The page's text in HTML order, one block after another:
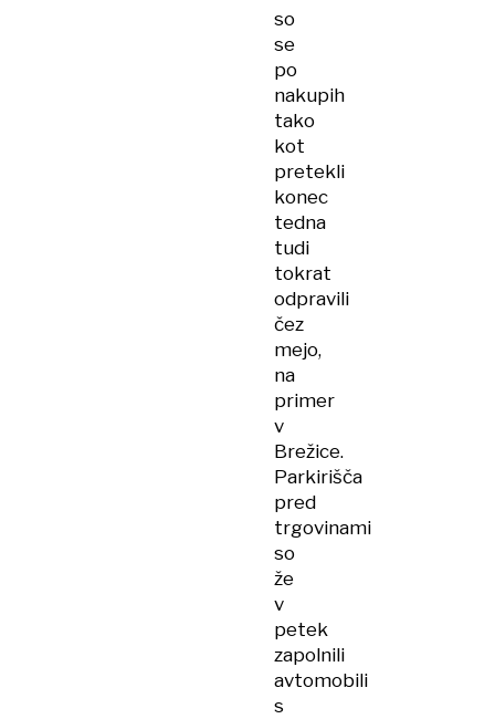
so
se
po
nakupih
tako
kot
pretekli
konec
tedna
tudi
tokrat
odpravili
čez
mejo,
na
primer
v
Brežice.
Parkirišča
pred
trgovinami
so
že
v
petek
zapolnili
avtomobili
s